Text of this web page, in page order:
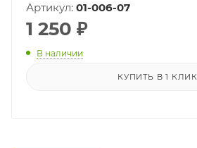
Артикул: 01-006-07
1 250 ₽
В наличии
КУПИТЬ В 1 КЛИК